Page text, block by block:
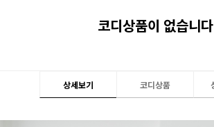
코디상품이 없습니다
상세보기 코디상품